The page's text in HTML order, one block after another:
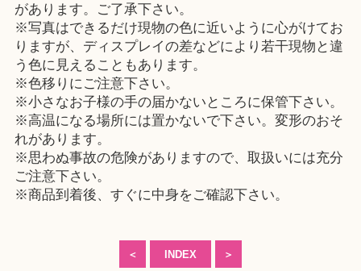
があります。ご了承下さい。
※写真はできるだけ現物の色に近いように心がけてお
りますが、ディスプレイの差などにより若干現物と違
う色に見えることもあります。
※色移りにご注意下さい。
※小さなお子様の手の届かないところに保管下さい。
※高温になる場所には置かないで下さい。変形のおそ
れがあります。
※思わぬ事故の危険がありますので、取扱いには充分
ご注意下さい。
※商品到着後、すぐに中身をご確認下さい。
＜ INDEX ＞